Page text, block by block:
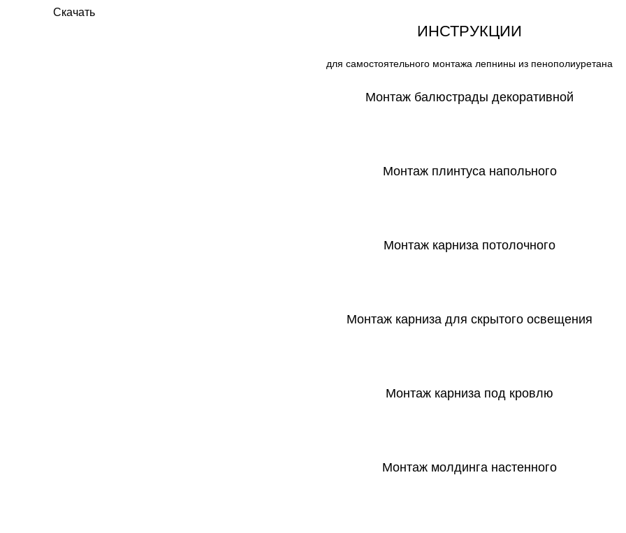
Скачать
ИНСТРУКЦИИ
для самостоятельного монтажа лепнины из пенополиуретана
Монтаж балюстрады декоративной
Монтаж плинтуса напольного
Монтаж карниза потолочного
Монтаж карниза для скрытого освещения
Монтаж карниза под кровлю
Монтаж молдинга настенного